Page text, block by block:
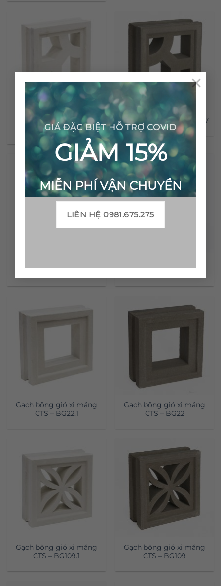
GIÁ ĐẶC BIỆT HỖ TRỢ COVID
GIẢM 15%
MIỄN PHÍ VẬN CHUYỂN
LIÊN HỆ 0981.675.275
×
Gạch bông gió CTS BG
17.1
Gạch bông gió CTS BG 17
Gạch bông gió xi măng
CTS – BG22.1
Gạch bông gió xi măng
CTS – BG22
Gạch bông gió xi măng
CTS – BG109.1
Gạch bông gió xi măng
CTS – BG109